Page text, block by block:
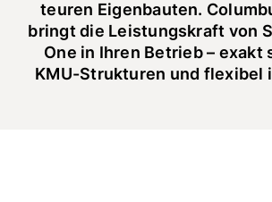
teuren Eigenbauten.
bringt die Leistungskraft von
One in Ihren Betrieb – exakt
KMU-Strukturen und flexibel